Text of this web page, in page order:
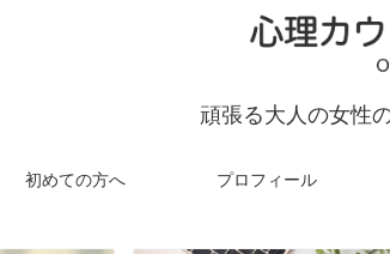
頑張る大人の女性
初めての方へ プロフィール